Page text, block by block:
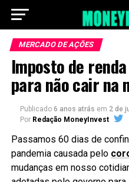
MERCADO DE AÇÕES
Imposto de
para não cair na
Publicado 6 anos atrás em 2 de
Por Redação MoneyInvest
Passamos 60 dias de
pandemia causada pelo
mudanças em nosso